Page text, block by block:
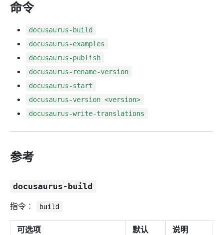
命令
docusaurus-build
docusaurus-examples
docusaurus-publish
docusaurus-rename-version
docusaurus-start
docusaurus-version <version>
docusaurus-write-translations
参考
docusaurus-build
指令︰
build
可选项 默认 说明